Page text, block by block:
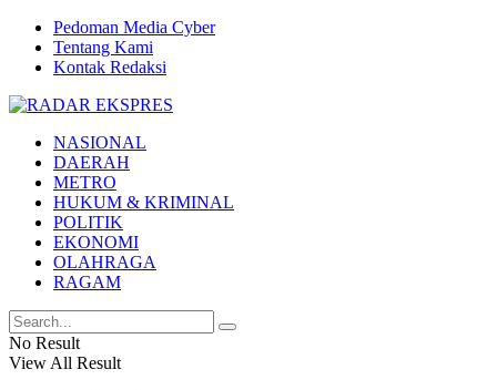
Pedoman Media Cyber
Tentang Kami
Kontak Redaksi
NASIONAL
DAERAH
METRO
HUKUM & KRIMINAL
POLITIK
EKONOMI
OLAHRAGA
RAGAM
No Result
View All Result